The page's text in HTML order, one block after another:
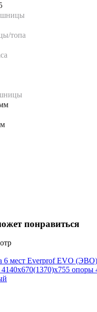
топа
понравиться
6 мест Everprof EVO
4140х670(1370)x755 опоры